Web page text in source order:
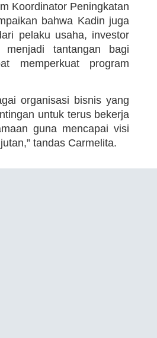
Koordinator Peningkatan
bahwa Kadin juga
pelaku usaha, investor
tantangan bagi
memperkuat program
organisasi bisnis yang
untuk terus bekerja
guna mencapai visi
tandas Carmelita.